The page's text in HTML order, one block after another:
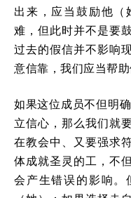
出来，应当鼓励他（
难，但此时并不是要
过去的假信并不影响
意信靠，我们应当帮
如果这位成员不但明
立信心，那么我们就
在教会中、又要强求
体成就圣灵的工，不
会产生错误的影响。